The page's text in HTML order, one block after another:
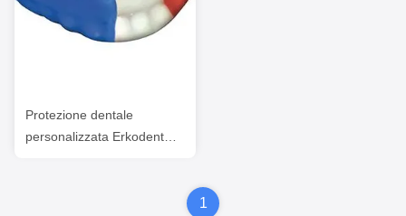
Protezione dentale
personalizzata Erkodent
1